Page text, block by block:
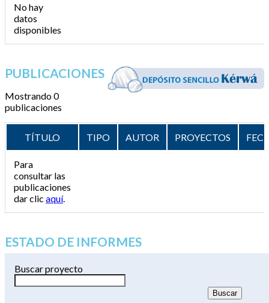
No hay
datos
disponibles
PUBLICACIONES
Mostrando 0
publicaciones
TÍTULO TIPO AUTOR PROYECTOS
Para
consultar las
publicaciones
dar clic aquí.
ESTADO DE INFORMES
Buscar proyecto